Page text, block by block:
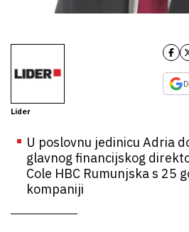
Lider
U poslovnu jedinicu Adria
glavnog financijskog
Cole HBC Rumunjska s 25
kompaniji